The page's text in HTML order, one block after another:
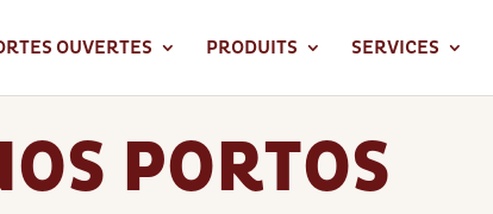
OUVERTES PRODUITS SERVICES
PORTOS